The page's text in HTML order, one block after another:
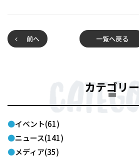
前へ 一覧へ戻る
カテゴリー
イベント(61)
ニュース(141)
メディア(35)